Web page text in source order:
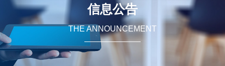
信息公告
THE ANNOUNCEMENT